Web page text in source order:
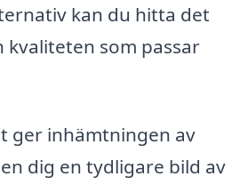
kan du hitta det
kvaliteten som passar
ger inhämtningen av
dig en tydligare bild av